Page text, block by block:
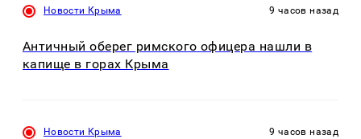
Новости Крыма 9 часов назад
Античный оберег римского офицера нашли в
капище в горах Крыма
Новости Крыма 9 часов назад